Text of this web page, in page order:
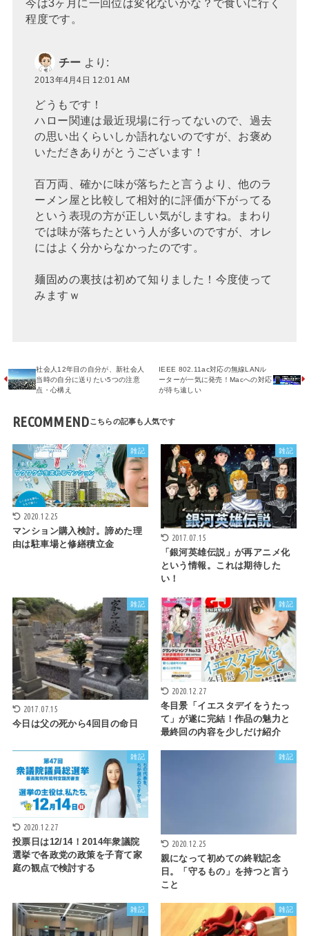
今は3ヶ月に一回位は変化ないかな？で食いに行く
程度です。
チー より:
2013年4月4日 12:01 AM
どうもです！
ハロー関連は最近現場に行ってないので、過去
の思い出くらいしか語れないのですが、お褒め
いただきありがとうございます！
百万両、確かに味が落ちたと言うより、他のラ
ーメン屋と比較して相対的に評価が下がってる
という表現の方が正しい気がしますね。まわり
では味が落ちたという人が多いのですが、オレ
にはよく分からなかったのです。
麺固めの裏技は初めて知りました！今度使って
みますｗ
社会人12年目の自分が、新社会人
当時の自分に送りたい5つの注意
点・心構え
IEEE 802.11ac対応の無線LANル
ーターが一気に発売！Macへの対応
が待ち遠しい
RECOMMEND
雑記
2020.12.25
マンション購入検討。諦めた理
由は駐車場と修繕積立金
雑記
2017.07.15
「銀河英雄伝説」が再アニメ化
という情報。これは期待した
い！
雑記
2017.07.15
今日は父の死から4回目の命日
雑記
2020.12.27
冬目景「イエスタデイをうたっ
て」が遂に完結！作品の魅力と
最終回の内容を少しだけ紹介
雑記
2020.12.27
投票日は12/14！2014年衆議院
選挙で各政党の政策を子育て家
庭の観点で検討する
雑記
2020.12.25
親になって初めての終戦記念
日。「守るもの」を持つと言う
こと
雑記 雑記